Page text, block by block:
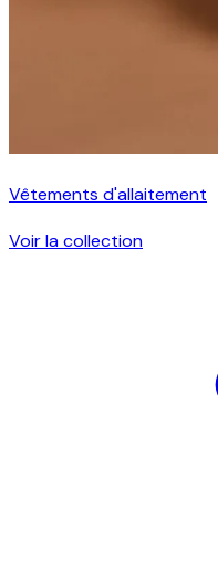
Vêtements d'allaitement
Voir la collection